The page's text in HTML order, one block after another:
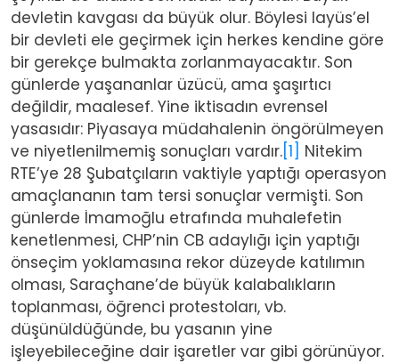
devletin kavgası da büyük olur. Böylesi layüs’el
bir devleti ele geçirmek için herkes kendine göre
bir gerekçe bulmakta zorlanmayacaktır. Son
günlerde yaşananlar üzücü, ama şaşırtıcı
değildir, maalesef. Yine iktisadın evrensel
yasasıdır: Piyasaya müdahalenin öngörülmeyen
ve niyetlenilmemiş sonuçları vardır. [1]
Nitekim
RTE’ye 28 Şubatçıların vaktiyle yaptığı operasyon
amaçlananın tam tersi sonuçlar vermişti. Son
günlerde İmamoğlu etrafında muhalefetin
kenetlenmesi, CHP’nin CB adaylığı için yaptığı
önseçim yoklamasına rekor düzeyde katılımın
olması, Saraçhane’de büyük kalabalıkların
toplanması, öğrenci protestoları, vb.
düşünüldüğünde, bu yasanın yine
işleyebileceğine dair işaretler var gibi görünüyor.